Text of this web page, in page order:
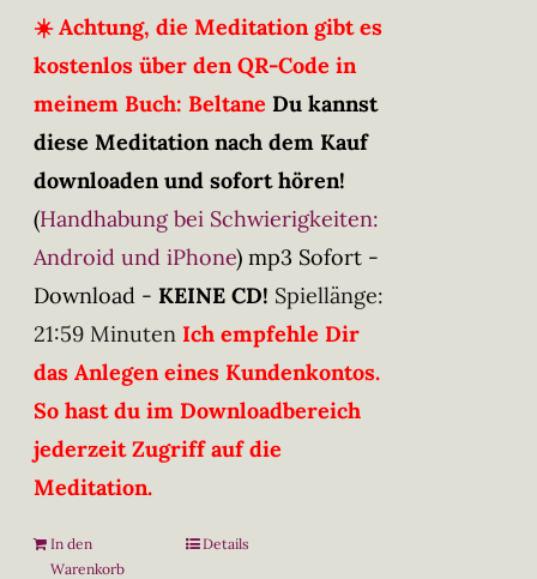
☀️ Achtung, die Meditation gibt es
kostenlos über den QR-Code in
meinem Buch: Beltane Du kannst
diese Meditation nach dem Kauf
downloaden und sofort hören!
(Handhabung bei Schwierigkeiten:
Android und iPhone) mp3 Sofort -
Download - KEINE CD! Spiellänge:
21:59 Minuten Ich empfehle Dir
das Anlegen eines Kundenkontos.
So hast du im Downloadbereich
jederzeit Zugriff auf die
Meditation.
In den
Warenkorb
Details